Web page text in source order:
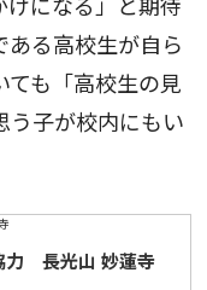
けになる」と期待
ある高校生が自ら
ても「高校生の見
う子が校内にもい
力 長光山 妙蓮寺